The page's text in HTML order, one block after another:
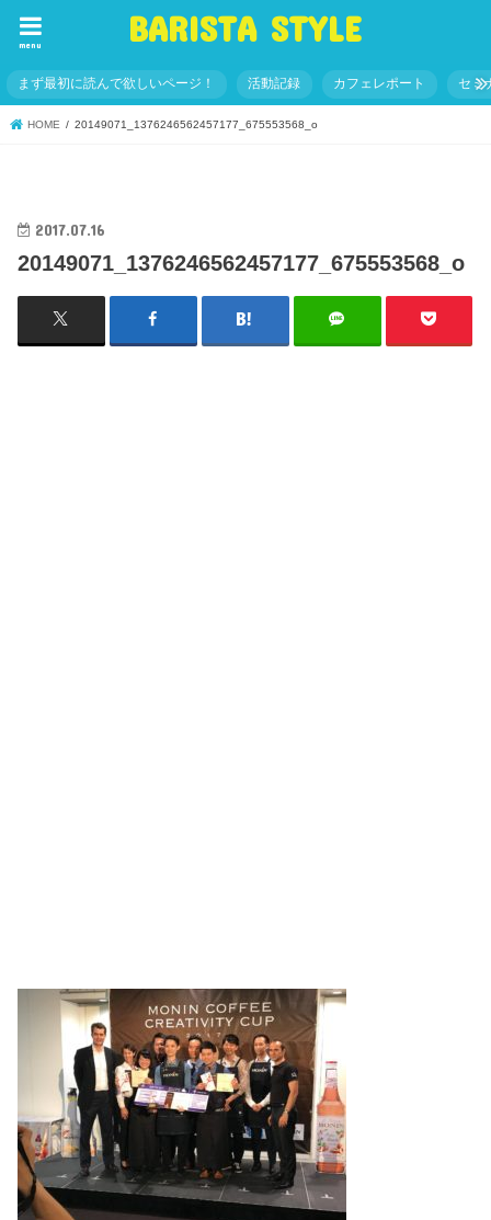
BARISTA STYLE
menu
まず最初に読んで欲しいページ！ 活動記録 カフェレポート セミ
HOME 20149071_1376246562457177_675553568_o
2017.07.16
20149071_1376246562457177_675553568_o